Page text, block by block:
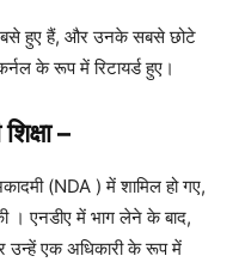
हुए हैं, और उनके सबसे छोटे
के रूप में रिटायर्ड हुए।
–
(NDA ) में शामिल हो गए,
। एनडीए में भाग लेने के बाद,
उन्हें एक अधिकारी के रूप में